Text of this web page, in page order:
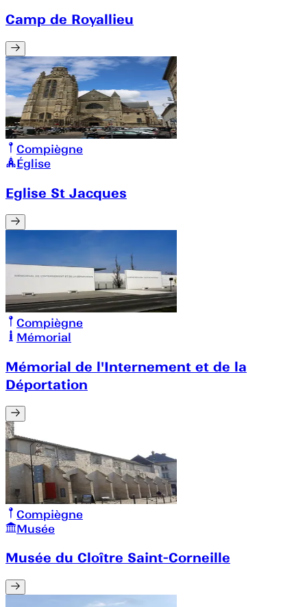
Camp de Royallieu
Compiègne
Église
Eglise St Jacques
Compiègne
Mémorial
Mémorial de l'Internement et de la
Déportation
Compiègne
Musée
Musée du Cloître Saint-Corneille